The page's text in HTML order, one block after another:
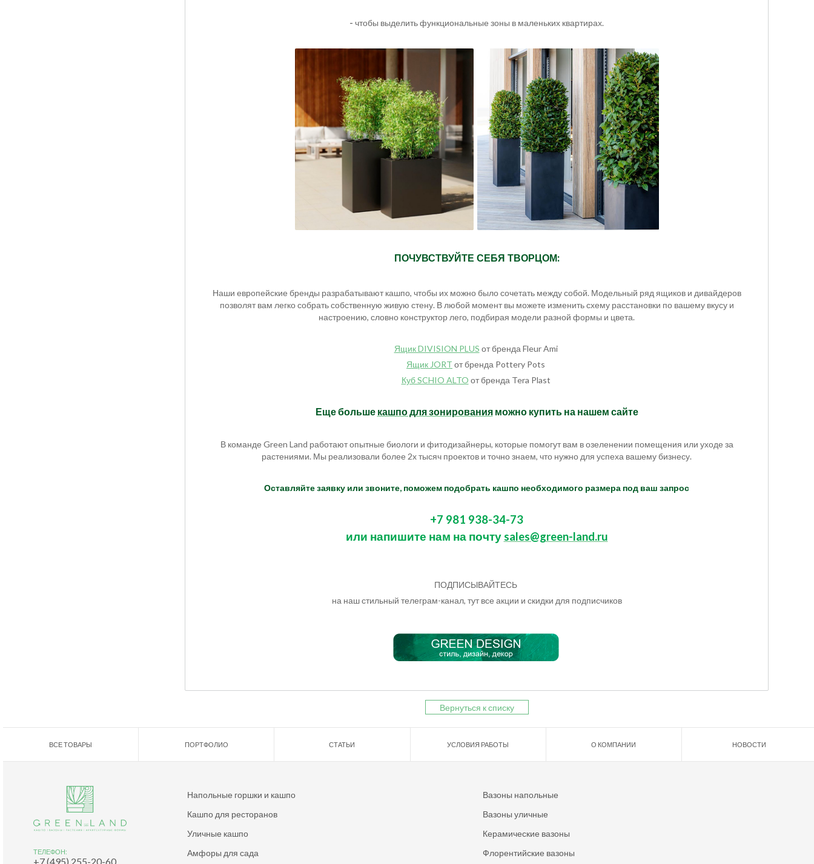
- чтобы выделить функциональные зоны в маленьких квартирах.
ПОЧУВСТВУЙТЕ СЕБЯ ТВОРЦОМ:
Наши европейские бренды разрабатывают кашпо, чтобы их можно было сочетать между собой. Модельный ряд ящиков и дивайдеров
позволят вам легко собрать собственную живую стену. В любой момент вы можете изменить схему расстановки по вашему вкусу и
настроению, словно конструктор лего, подбирая модели разной формы и цвета.
Ящик DIVISION PLUS от бренда Fleur Ami
Ящик JORT от бренда Pottery Pots
Куб SCHIO ALTO от бренда Tera Plast
Еще больше кашпо для зонирования можно купить на нашем сайте
В команде Green Land работают опытные биологи и фитодизайнеры, которые помогут вам в озеленении помещения или уходе за
растениями. Мы реализовали более 2х тысяч проектов и точно знаем, что нужно для успеха вашему бизнесу.
Оставляйте заявку или звоните, поможем подобрать кашпо необходимого размера под ваш запрос
+7 981 938-34-73
или напишите нам на почтуsales@green-land.ru
ПОДПИСЫВАЙТЕСЬ
на наш стильный телеграм-канал, тут все акции и скидки для подписчиков
Вернуться к списку
ВСЕ ТОВАРЫ ПОРТФОЛИО СТАТЬИ УСЛОВИЯ РАБОТЫ О КОМПАНИИ НОВОСТИ
ТЕЛЕФОН:
+7 (495) 255-20-60
Напольные горшки и кашпо
Вазоны напольные
Кашпо для ресторанов
Вазоны уличные
Уличные кашпо
Керамические вазоны
Амфоры для сада
Флорентийские вазоны